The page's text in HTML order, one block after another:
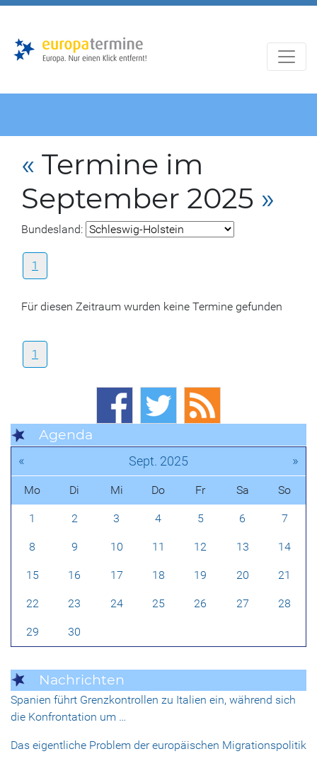
« Termine im
September 2025 »
Bundesland:
1
Für diesen Zeitraum wurden keine Termine gefunden
1
Agenda
« Sept. 2025 »
Mo Di Mi Do Fr Sa So
1 2 3 4 5 6 7
8 9 10 11 12 13 14
15 16 17 18 19 20 21
22 23 24 25 26 27 28
29 30
Nachrichten
Spanien führt Grenzkontrollen zu Italien ein, während sich
die Konfrontation um …
Das eigentliche Problem der europäischen Migrationspolitik